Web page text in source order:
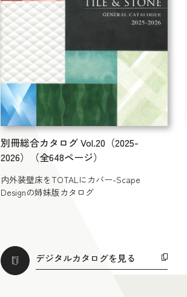
別冊総合カタログ Vol.20（2025-
2026）（全648ページ）
内外装壁床をTOTALにカバー-Scape
Designの姉妹版カタログ
デジタルカタログを見る